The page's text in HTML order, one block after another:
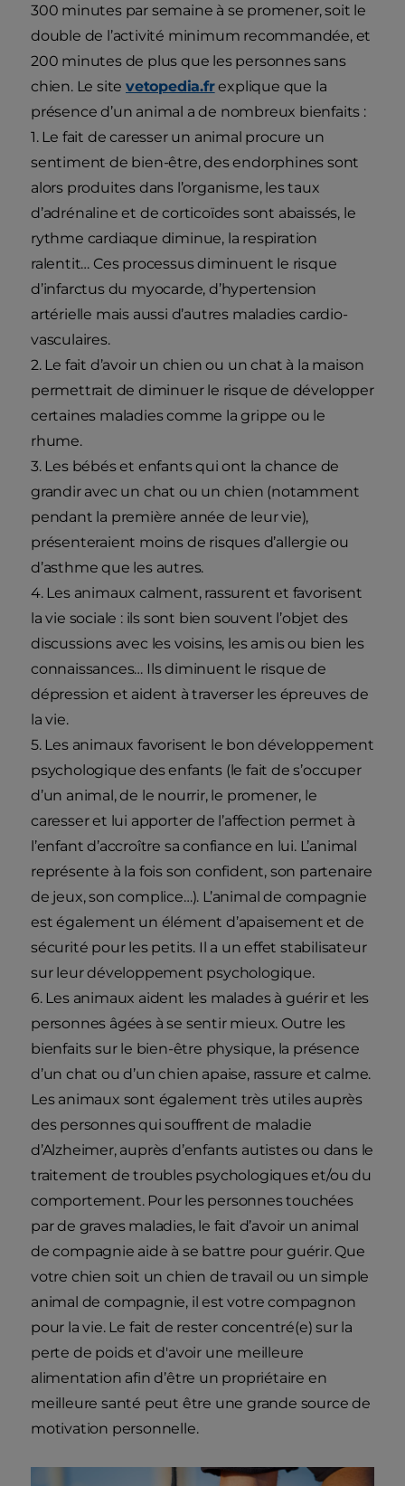
300 minutes par semaine à se promener, soit le
double de l’activité minimum recommandée, et
200 minutes de plus que les personnes sans
chien. Le sitevetopedia.frexplique que la
présence d’un animal a de nombreux bienfaits :
1. Le fait de caresser un animal procure un
sentiment de bien-être, des endorphines sont
alors produites dans l’organisme, les taux
d’adrénaline et de corticoïdes sont abaissés, le
rythme cardiaque diminue, la respiration
ralentit… Ces processus diminuent le risque
d’infarctus du myocarde, d’hypertension
artérielle mais aussi d’autres maladies cardio-
vasculaires.
2. Le fait d’avoir un chien ou un chat à la maison
permettrait de diminuer le risque de développer
certaines maladies comme la grippe ou le
rhume.
3. Les bébés et enfants qui ont la chance de
grandir avec un chat ou un chien (notamment
pendant la première année de leur vie),
présenteraient moins de risques d’allergie ou
d’asthme que les autres.
4. Les animaux calment, rassurent et favorisent
la vie sociale : ils sont bien souvent l’objet des
discussions avec les voisins, les amis ou bien les
connaissances… Ils diminuent le risque de
dépression et aident à traverser les épreuves de
la vie.
5. Les animaux favorisent le bon développement
psychologique des enfants (le fait de s’occuper
d’un animal, de le nourrir, le promener, le
caresser et lui apporter de l’affection permet à
l’enfant d’accroître sa confiance en lui. L’animal
représente à la fois son confident, son partenaire
de jeux, son complice…). L’animal de compagnie
est également un élément d’apaisement et de
sécurité pour les petits. Il a un effet stabilisateur
sur leur développement psychologique.
6. Les animaux aident les malades à guérir et les
personnes âgées à se sentir mieux. Outre les
bienfaits sur le bien-être physique, la présence
d’un chat ou d’un chien apaise, rassure et calme.
Les animaux sont également très utiles auprès
des personnes qui souffrent de maladie
d’Alzheimer, auprès d’enfants autistes ou dans le
traitement de troubles psychologiques et/ou du
comportement. Pour les personnes touchées
par de graves maladies, le fait d’avoir un animal
de compagnie aide à se battre pour guérir. Que
votre chien soit un chien de travail ou un simple
animal de compagnie, il est votre compagnon
pour la vie. Le fait de rester concentré(e) sur la
perte de poids et d'avoir une meilleure
alimentation afin d’être un propriétaire en
meilleure santé peut être une grande source de
motivation personnelle.